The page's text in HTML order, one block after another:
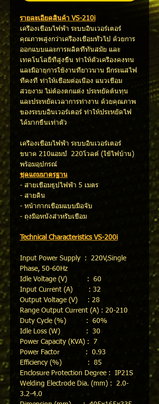
รายละเอียดสินค้า VS-210i
เครื่องเชื่อมไฟฟ้า ระบบอินเวอร์เตอร์
คุณภาพสูงกว่าเครื่องเชื่อมทั่วไป ด้วยการ
ออกแบบและการผลิตที่ทันสมัย และ
เทคโนโลยีที่สูงขึ้น ทำให้ตัวเครื่องคงทน
และมีอายุการใช้งานที่ยาวนาน มีกระแสไฟ
ที่คงที่ ทำให้เชื่อมต่อเนื่อง แนวเชื่อม
สวยงาม ไม่ต้องตกแต่ง ประหยัดต้นทุน
และประหยัดเวลาการทำงาน ด้วยคุณภาพ
ของระบบอินเวอร์เตอร์ ทำให้ประหยัดไฟ
ได้มากขึ้นเท่าตัว
เครื่องเชื่อมไฟฟ้า ระบบอินเวอร์เตอร์
ขนาด 210แอมป์ 220โวลต์ (ใช้ไฟบ้าน)
พร้อมอุปกรณ์
ชุดแถมมาตรฐาน
- สายเชื่อมธูปไฟฟ้า 5 เมตร
- สายดิน
- หน้ากากเชื่อมแบบมือจับ
- ถุงมือหนังสำหรับเชื่อม
Technical Characteristics VS-200i
Input Power Supply : 220V,Single
Phase, 50-60Hz
Idle Voltage (V) : 60
Input Current (A) : 32
Output Voltage (V) : 28
Range Output Current (A) : 20-210
Duty Cycle (%) : 60%
Idle Loss (W) : 30
Power Capacity (KVA) : 7
Power Factor : 0.93
Efficiency (%) : 85
Enclosure Protection Degree : IP21S
Welding Electrode Dia. (mm) : 2.0-
3.2-4.0